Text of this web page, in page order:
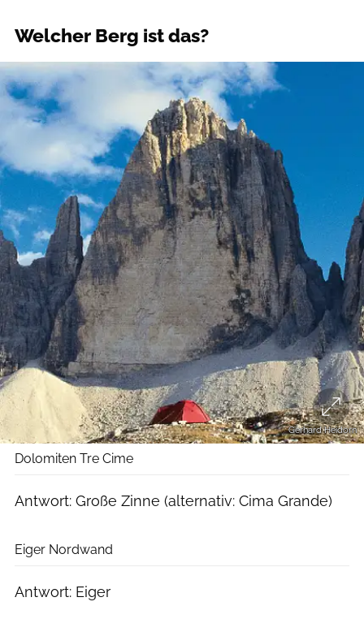
Welcher Berg ist das?
Gerhard Heidorn
Dolomiten Tre Cime
Antwort: Große Zinne (alternativ: Cima Grande)
Eiger Nordwand
Antwort: Eiger